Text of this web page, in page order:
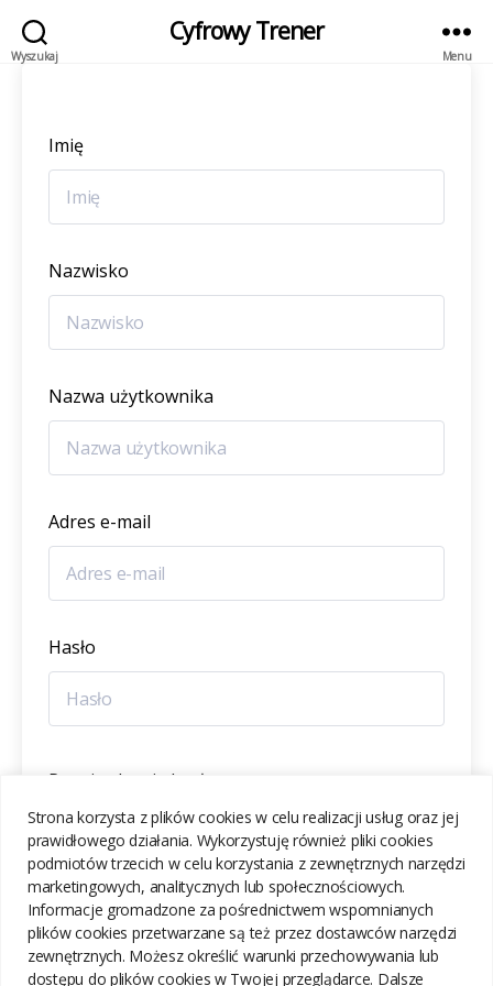
Strona korzysta z plików cookies w celu realizacji usług oraz jej
prawidłowego działania. Wykorzystuję również pliki cookies
podmiotów trzecich w celu korzystania z zewnętrznych narzędzi
marketingowych, analitycznych lub społecznościowych.
Informacje gromadzone za pośrednictwem wspomnianych
plików cookies przetwarzane są też przez dostawców narzędzi
zewnętrznych. Możesz określić warunki przechowywania lub
dostępu do plików cookies w Twojej przeglądarce. Dalsze
Wyszukaj
Cyfrowy Trener
Menu
Imię
Nazwisko
Nazwa użytkownika
Adres e-mail
Hasło
Potwierdzenie hasła
ZAREJESTRUJ SIĘ